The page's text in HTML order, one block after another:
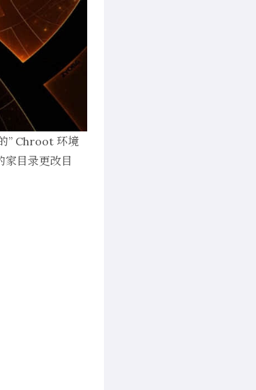
” Chroot 环境
目录更改目